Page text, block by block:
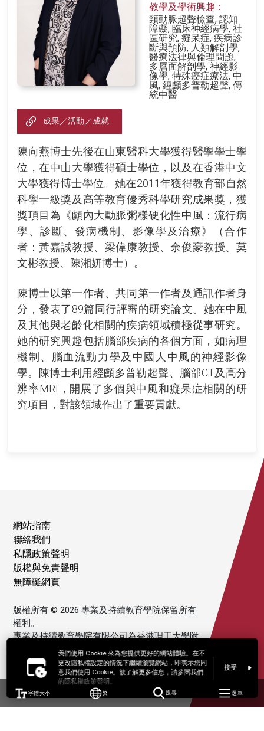
我們使用 Cookie 來為您提供更好的網站體驗。在不
更改隱私權設定的情況下繼續瀏覽網站，即表示您同
意我們使用 Cookie。欲了解更多信息，請參閱我們
的隱私權政策聲明。
接受
字體大小 繁 搜尋 選單
教學及學術興趣：
頸動脈超聲檢查, 認知
障礙, 臨床神經病學, 社
區研究, 癡呆症, 疾病診
斷與預防, 人類解剖學,
醫療法律與倫理問題,
多層面解剖學, 神經影
像學, 特殊癌症療法, 中
風, 經顱多普勒超聲, 傳
統中醫
成果／活動／成就
陳向燕博士先後在山東醫科大學獲得醫學學士學
位，在中山大學獲得碩士學位，以及在香港中文
大學獲得博士學位。她在2011年獲得教育部自然
科學一級獎及高等教育優秀科學研究成果獎，獲
獎項目為《顱內大動脈粥樣硬化性中風：流行病
學、診斷、發病機制、影像學及治療》（合作
者：黃嘉誠教授、梁偉康教授、余俊豪教授、莫
文彬教授、陳湘妍博士）。
陳博士以第一作者、共同第一作者及通訊作者身
分，發表了89篇同行評審的研究論文。她在中風
及其他與老齡化相關的疾病領域積極從事研究。
她的研究興趣包括腦部疾病的各個方面，如病理
機制、腦血流動力學及中國人中風的神經影像
學。陳博士利用經顱多普勒超聲、腦部CT及高分
辨率MRI，開展了多個與中風和癡呆症相關的研
究項目，對該領域作出了重要貢獻。
網站指南
聯絡我們
私隱政策聲明
版權與免責聲明
無障礙網頁
版權所有 © 2026 專業及持續教育學院保留所有
權利。
專業及持續教育學院有限公司為香港理工大學附